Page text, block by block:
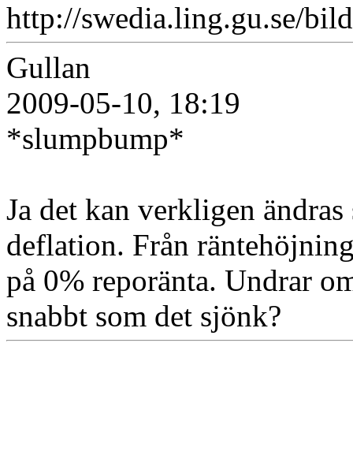
http://swedia.ling.gu.se/
Gullan
2009-05-10, 18:19
*slumpbump*
Ja det kan verkligen
deflation. Från
på 0% reporänta. Undrar
snabbt som det sjönk?